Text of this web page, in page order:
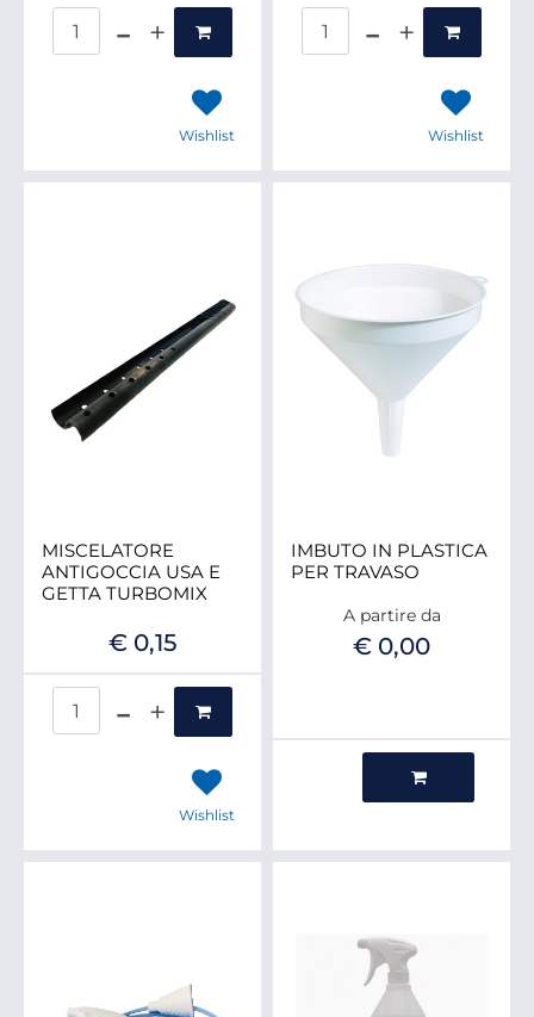
Wishlist Wishlist
MISCELATORE
ANTIGOCCIA USA E
GETTA TURBOMIX
€ 0,15
Wishlist
IMBUTO IN PLASTICA
PER TRAVASO
A partire da
€ 0,00